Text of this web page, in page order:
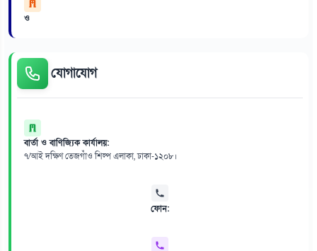
ও
যোগাযোগ
বার্তা ও বাণিজ্যিক কার্যালয়:
৭/আই দক্ষিণ তেজগাঁও শিল্প এলাকা, ঢাকা-১২০৮।
ফোন: